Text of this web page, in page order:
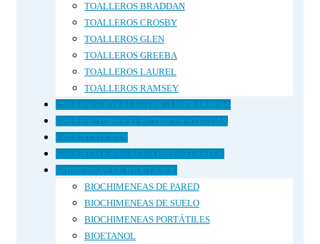
TOALLEROS BRADDAN
TOALLEROS CROSBY
TOALLEROS GLEN
TOALLEROS GREEBA
TOALLEROS LAUREL
TOALLEROS RAMSEY
CALEFACCIÓN ELÉCTRICA INFRARROJA
CALEFACTORES ELÉCTRICOS STELLAR
CALENTADORES
CALENTADORES AGUA INSTANTÁNEOS
CHIMENEAS DE BIOETANOL
BIOCHIMENEAS DE PARED
BIOCHIMENEAS DE SUELO
BIOCHIMENEAS PORTÁTILES
BIOETANOL